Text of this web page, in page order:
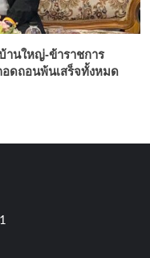
นใหญ่-ข้าราชการ
ดถอนพ้นเสร็จทั้งหมด